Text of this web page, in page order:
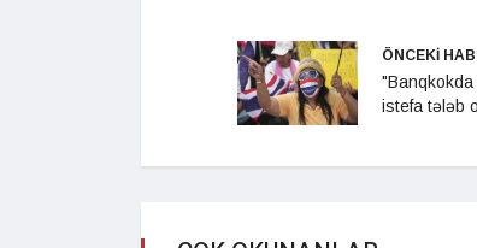
ÖNCEKİ
istefa tələb